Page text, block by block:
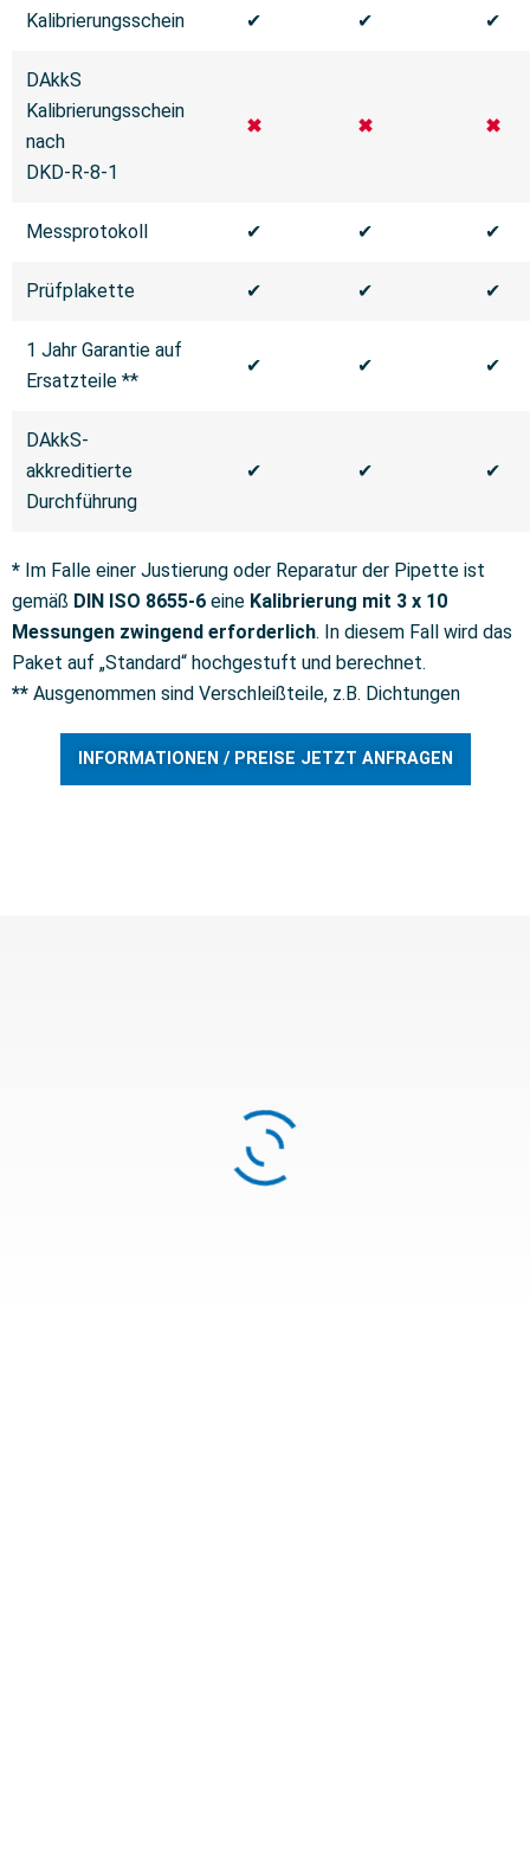
Kalibrierungsschein ✔ ✔ ✔
DAkkS
Kalibrierungsschein
nach
DKD-R-8-1
✖ ✖ ✖
Messprotokoll ✔ ✔ ✔
Prüfplakette ✔ ✔ ✔
1 Jahr Garantie auf
Ersatzteile **
✔ ✔ ✔
DAkkS-
akkreditierte
Durchführung
✔ ✔ ✔
* Im Falle einer Justierung oder Reparatur der Pipette ist
gemäß DIN ISO 8655-6 eine Kalibrierung mit 3 x 10
Messungen zwingend erforderlich. In diesem Fall wird das
Paket auf „Standard“ hochgestuft und berechnet.
** Ausgenommen sind Verschleißteile, z.B. Dichtungen
INFORMATIONEN / PREISE JETZT ANFRAGEN